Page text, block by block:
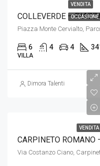
VENDITA
OCCASIONE
COLLEVERDE –
6 4 4
VILLA
Dimora Talenti
VENDITA
CARPINETO ROMANO
Via Costanzo Ciano,